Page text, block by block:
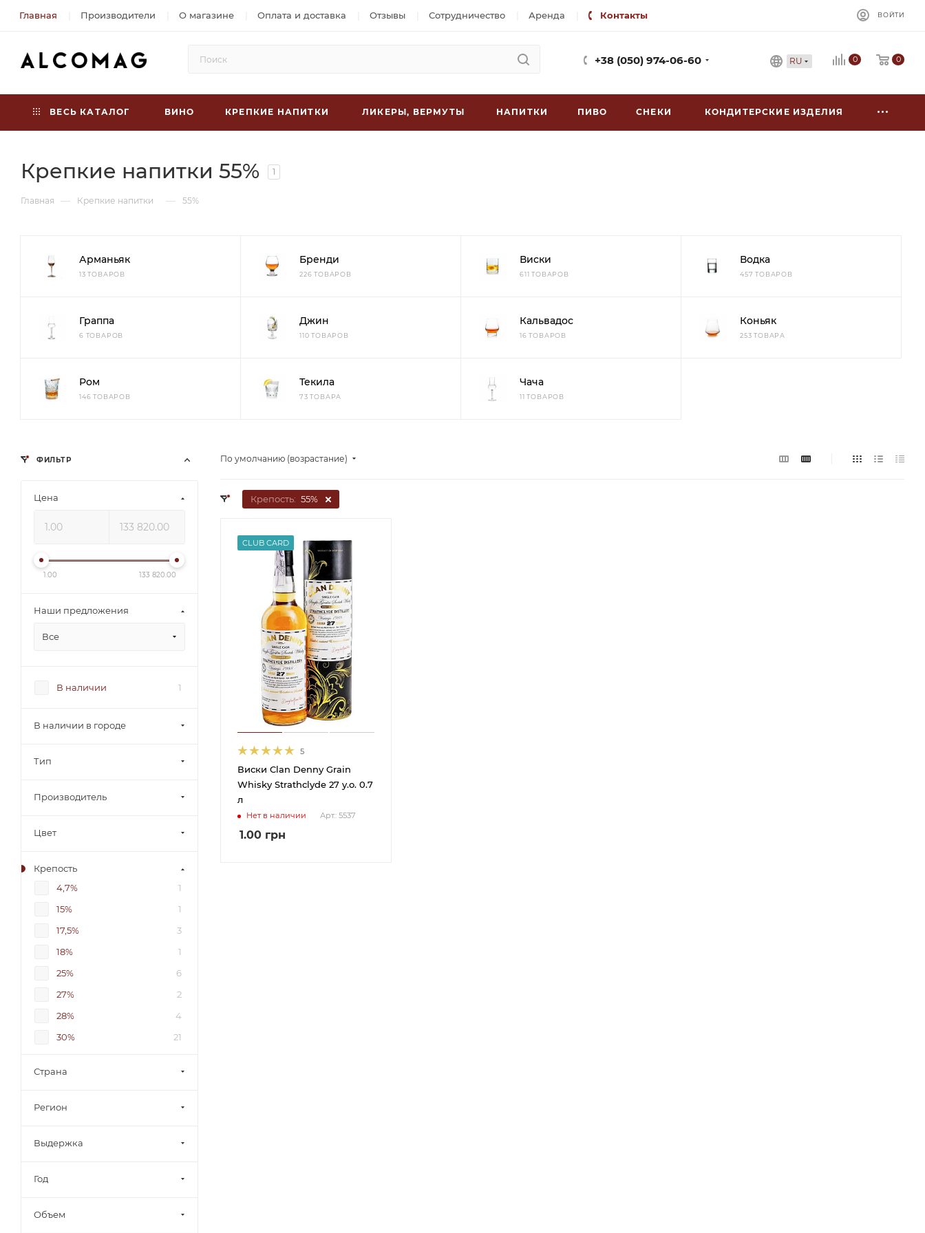
Главная Производители О магазине Оплата и доставка Отзывы Сотрудничество Аренда Контакты ВОЙТИ
+38 (050) 974-06-60 RU 0 0
ВЕСЬ КАТАЛОГ ВИНО КРЕПКИЕ НАПИТКИ ЛИКЕРЫ, ВЕРМУТЫ НАПИТКИ ПИВО СНЕКИ КОНДИТЕРСКИЕ ИЗДЕЛИЯ
Крепкие напитки 55% 1
Главная — Крепкие напитки — 55%
Арманьяк
13 ТОВАРОВ
Бренди
226 ТОВАРОВ
Виски
611 ТОВАРОВ
Водка
457 ТОВАРОВ
Граппа
6 ТОВАРОВ
Джин
110 ТОВАРОВ
Кальвадос
16 ТОВАРОВ
Коньяк
253 ТОВАРА
Ром
146 ТОВАРОВ
Текила
73 ТОВАРА
Чача
11 ТОВАРОВ
По умолчанию (возрастание)
Крепость: 55%
CLUB CARD
5
Виски Clan Denny Grain
Whisky Strathclyde 27 y.o. 0.7
л
Нет в наличии Арт.: 5537
1.00 грн
ФИЛЬТР
Цена
1.00 133 820.00
Наши предложения
Все
В наличии 1
В наличии в городе
Тип
Производитель
Цвет
Крепость
4,7%
1
15%
1
17,5%
3
18%
1
25%
6
27%
2
28%
4
30%
21
36%
16
Страна
Регион
Выдержка
Год
Объем